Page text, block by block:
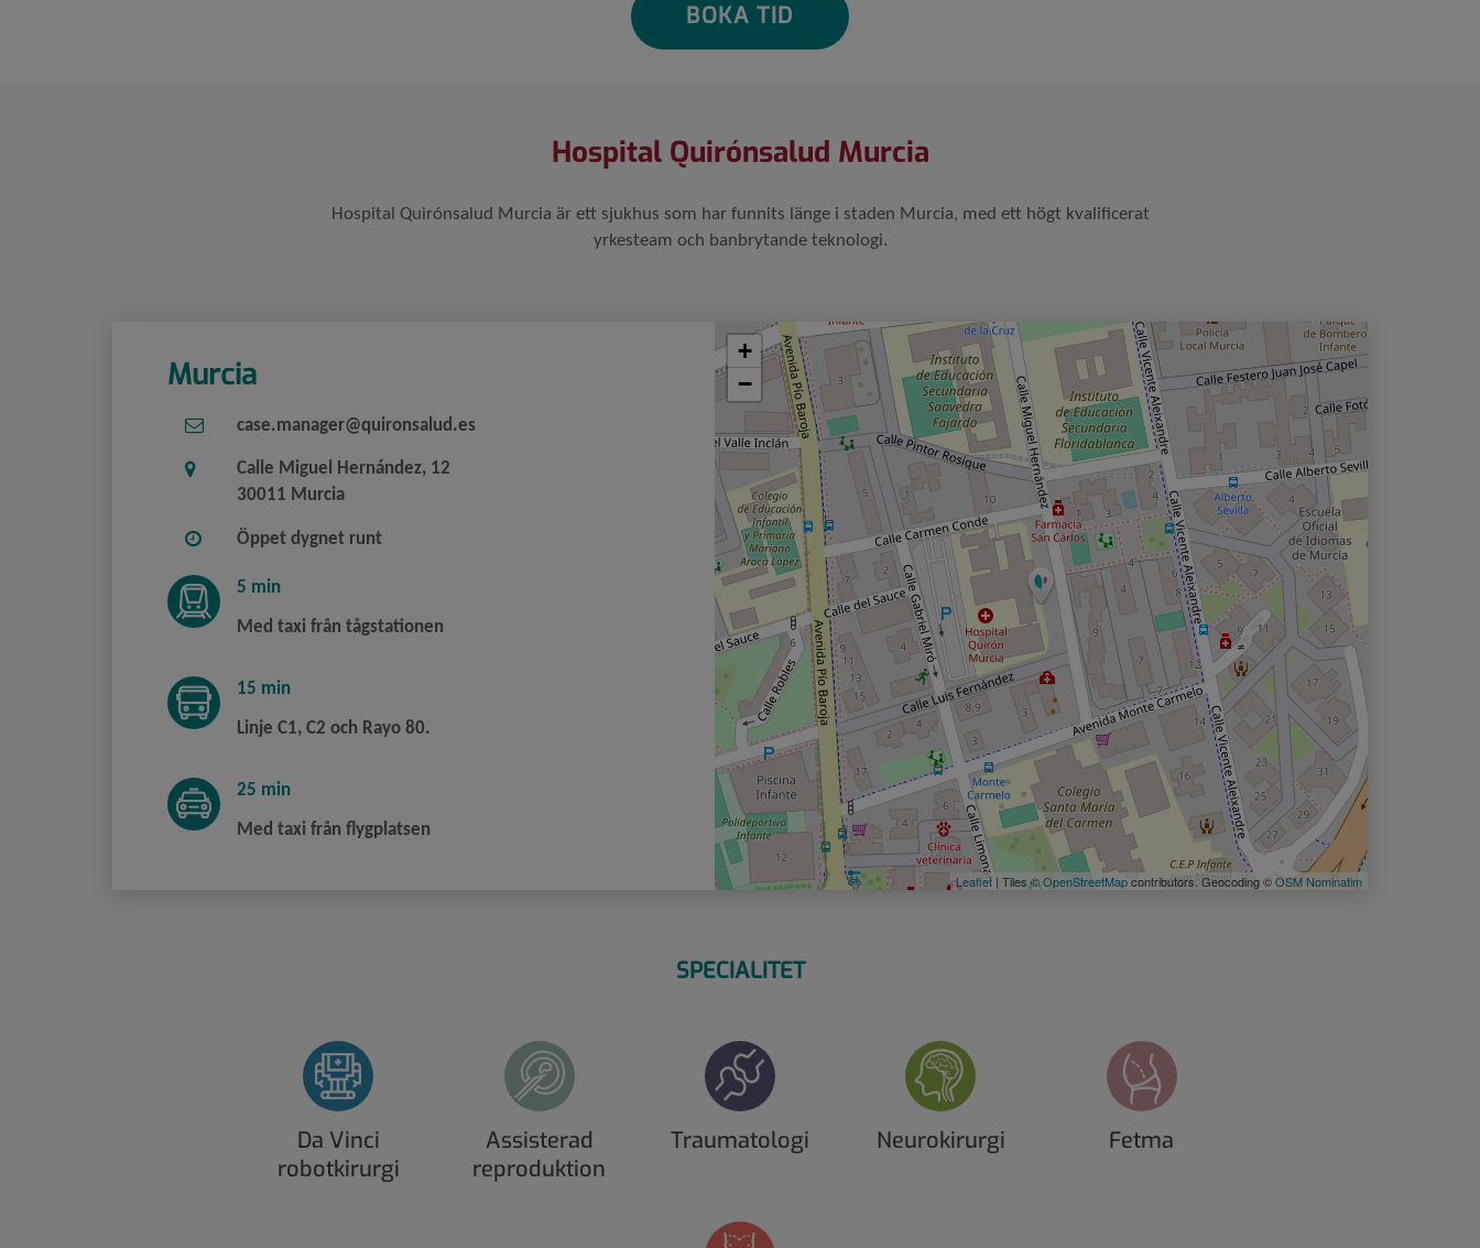
BOKA TID
Hospital Quirónsalud Murcia
Hospital Quirónsalud Murcia är ett sjukhus som har funnits länge i staden Murcia, med ett högt kvalificerat
yrkesteam och banbrytande teknologi.
Murcia
case.manager@quironsalud.es
Calle Miguel Hernández, 12
30011 Murcia
Öppet dygnet runt
5 min
Med taxi från tågstationen
15 min
Linje C1, C2 och Rayo 80.
25 min
Med taxi från flygplatsen
Saltar
mapa
+
−
Leaflet | Tiles ©OpenStreetMapcontributors. Geocoding ©OSM Nominatim
SPECIALITET
Da Vinci
robotkirurgi
Assisterad
reproduktion
Traumatologi Neurokirurgi Fetma